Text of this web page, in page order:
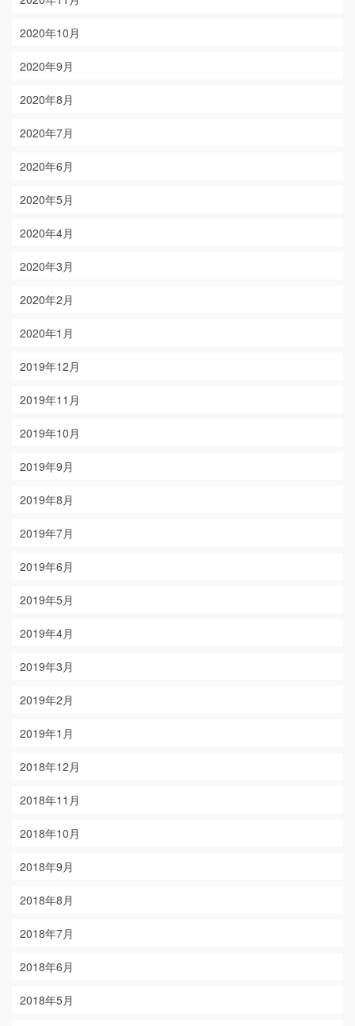
2020年10月
2020年9月
2020年8月
2020年7月
2020年6月
2020年5月
2020年4月
2020年3月
2020年2月
2020年1月
2019年12月
2019年11月
2019年10月
2019年9月
2019年8月
2019年7月
2019年6月
2019年5月
2019年4月
2019年3月
2019年2月
2019年1月
2018年12月
2018年11月
2018年10月
2018年9月
2018年8月
2018年7月
2018年6月
2018年5月